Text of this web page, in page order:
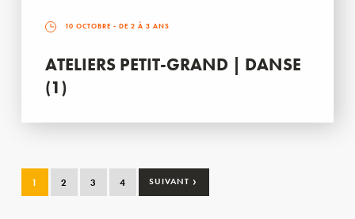
10 OCTOBRE - DE 2 À 3 ANS
ATELIERS PETIT-GRAND | DANSE
(1)
1 2 3 4 SUIVANT ›